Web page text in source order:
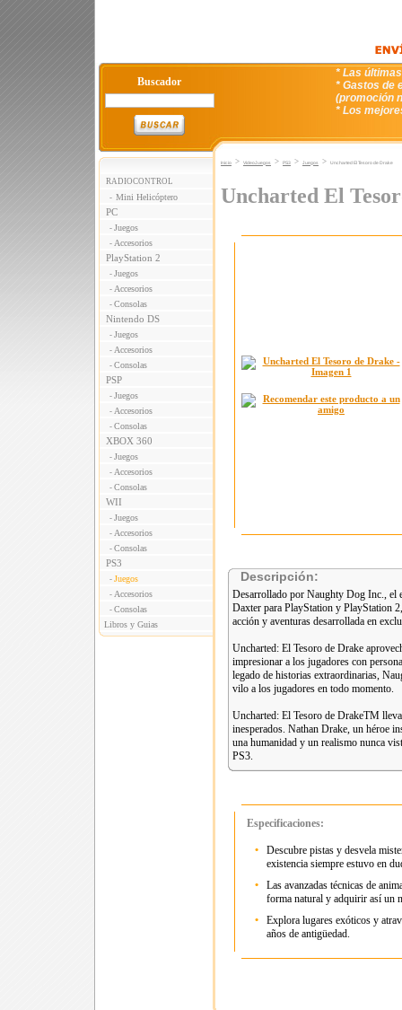
Buscador
* Las
* Gastos de
(promoción
* Los
RADIOCONTROL
- Mini Helicóptero
PC
- Juegos
- Accesorios
PlayStation 2
- Juegos
- Accesorios
- Consolas
Nintendo DS
- Juegos
- Accesorios
- Consolas
PSP
- Juegos
- Accesorios
- Consolas
XBOX 360
- Juegos
- Accesorios
- Consolas
WII
- Juegos
- Accesorios
- Consolas
PS3
- Juegos
- Accesorios
- Consolas
Libros y Guias
Inicio > VideoJuegos > PS3 > Juegos > Uncharted El Tesoro de Drake
Uncharted El
Descripción:
Desarrollado por Naughty Dog Inc., el
Daxter para PlayStation y PlayStation
acción y aventuras desarrollada en
Uncharted: El Tesoro de Drake
impresionar a los jugadores con
legado de historias extraordinarias,
vilo a los jugadores en todo momento.
Uncharted: El Tesoro de DrakeTM
inesperados. Nathan Drake, un héroe
una humanidad y un realismo nunca
PS3.
Especificaciones:
•
Descubre pistas y desvela
existencia siempre estuvo en
•
Las avanzadas técnicas de
forma natural y adquirir así un
•
Explora lugares exóticos y
años de antigüedad.